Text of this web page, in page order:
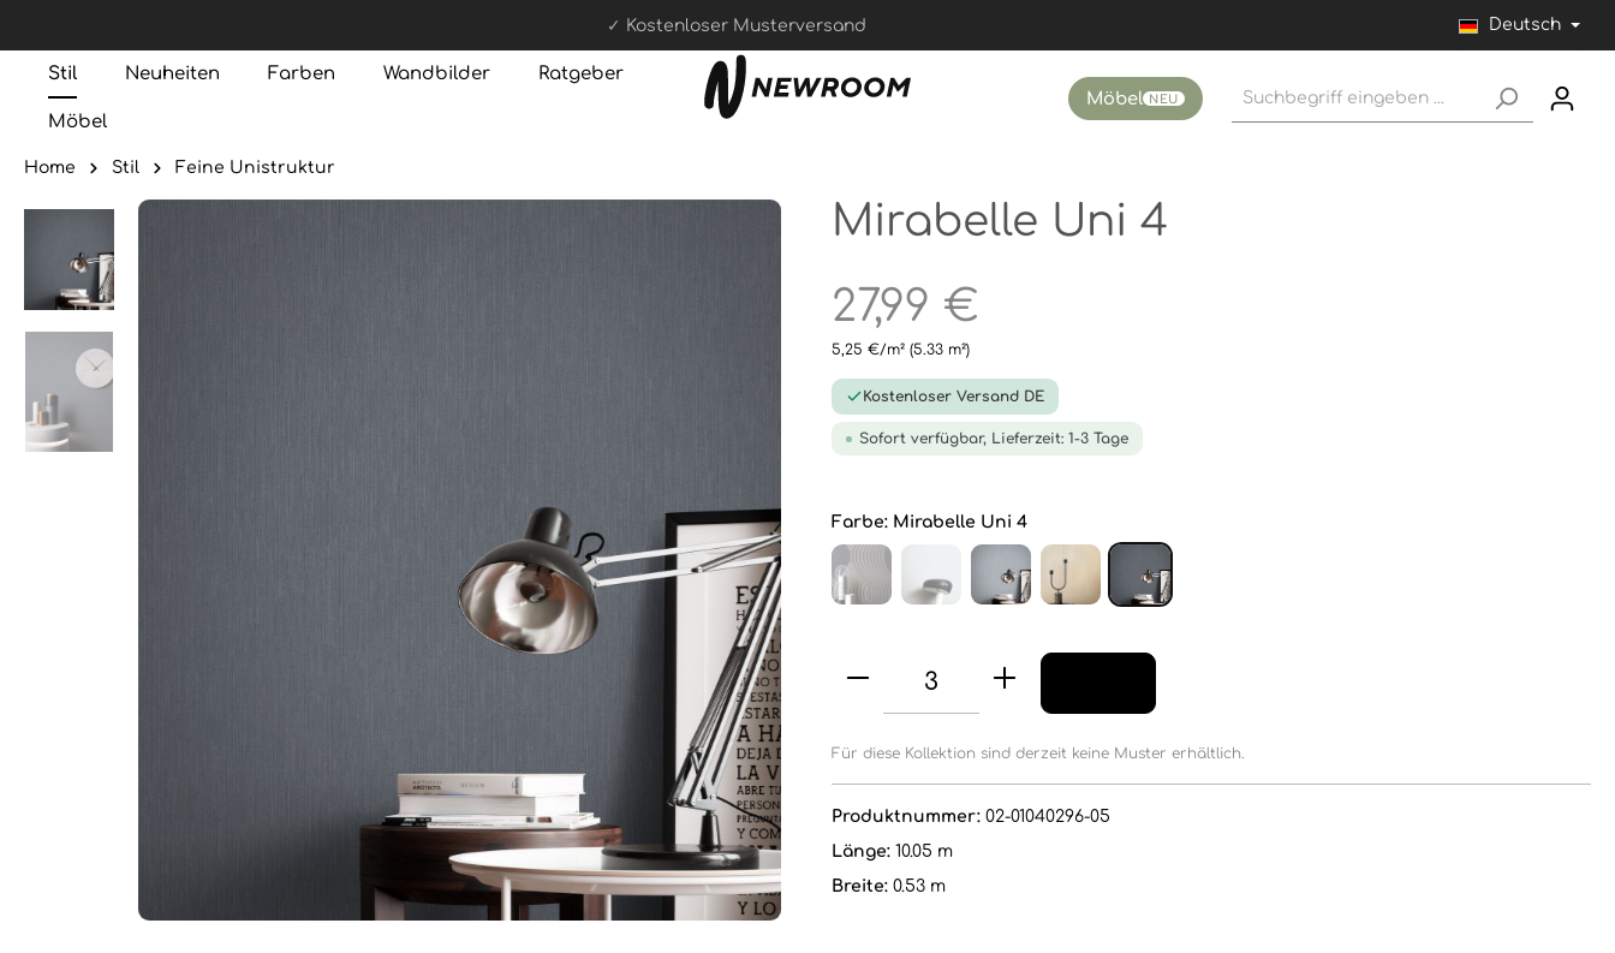
100 Tage Rückgaberecht Deutsch
Stil Neuheiten Farben Wandbilder Ratgeber
Möbel
Möbel NEU
Home Stil Feine Unistruktur
Mirabelle Uni 4
27,99 €
5,25 €/m² (5.33 m²)
Kostenloser Versand DE
Sofort verfügbar, Lieferzeit: 1-3 Tage
Farbe: Mirabelle Uni 4
Für diese Kollektion sind derzeit keine Muster erhältlich.
Produktnummer: 02-01040296-05
Länge: 10.05 m
Breite: 0.53 m